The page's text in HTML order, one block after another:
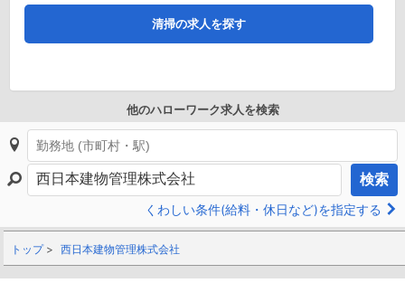
清掃の求人を探す
他のハローワーク求人を検索
検索
くわしい条件(給料・休日など)を指定する
トップ 西日本建物管理株式会社